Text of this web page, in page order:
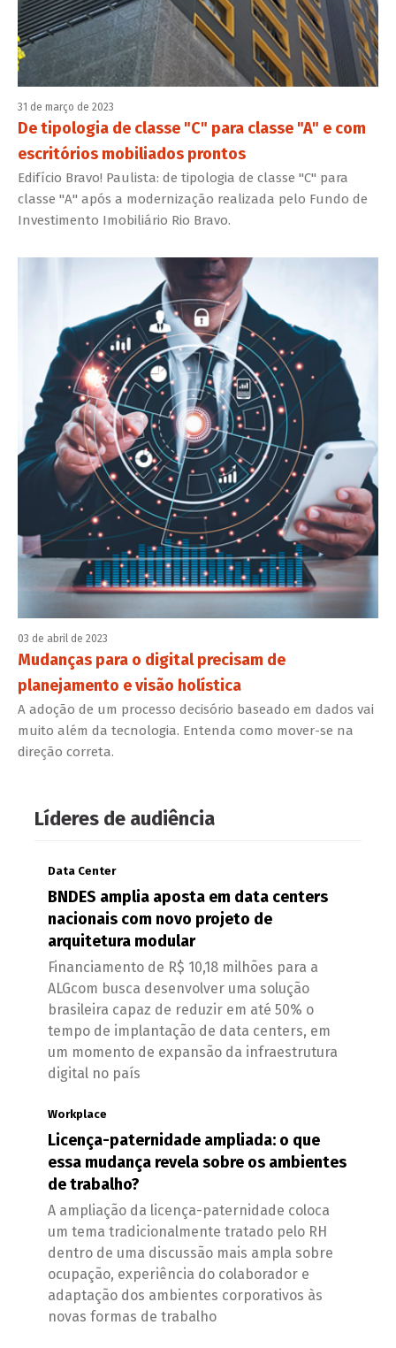
31 de março de 2023
De tipologia de classe "C" para classe "A" e com
escritórios mobiliados prontos
Edifício Bravo! Paulista: de tipologia de classe "C" para
classe "A" após a modernização realizada pelo Fundo de
Investimento Imobiliário Rio Bravo.
03 de abril de 2023
Mudanças para o digital precisam de
planejamento e visão holística
A adoção de um processo decisório baseado em dados vai
muito além da tecnologia. Entenda como mover-se na
direção correta.
Líderes de audiência
Data Center
BNDES amplia aposta em data centers
nacionais com novo projeto de
arquitetura modular
Financiamento de R$ 10,18 milhões para a
ALGcom busca desenvolver uma solução
brasileira capaz de reduzir em até 50% o
tempo de implantação de data centers, em
um momento de expansão da infraestrutura
digital no país
Workplace
Licença-paternidade ampliada: o que
essa mudança revela sobre os ambientes
de trabalho?
A ampliação da licença-paternidade coloca
um tema tradicionalmente tratado pelo RH
dentro de uma discussão mais ampla sobre
ocupação, experiência do colaborador e
adaptação dos ambientes corporativos às
novas formas de trabalho